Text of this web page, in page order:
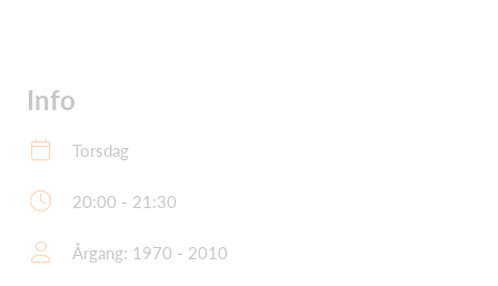
Info
Torsdag
20:00 - 21:30
Årgang: 1970 - 2010